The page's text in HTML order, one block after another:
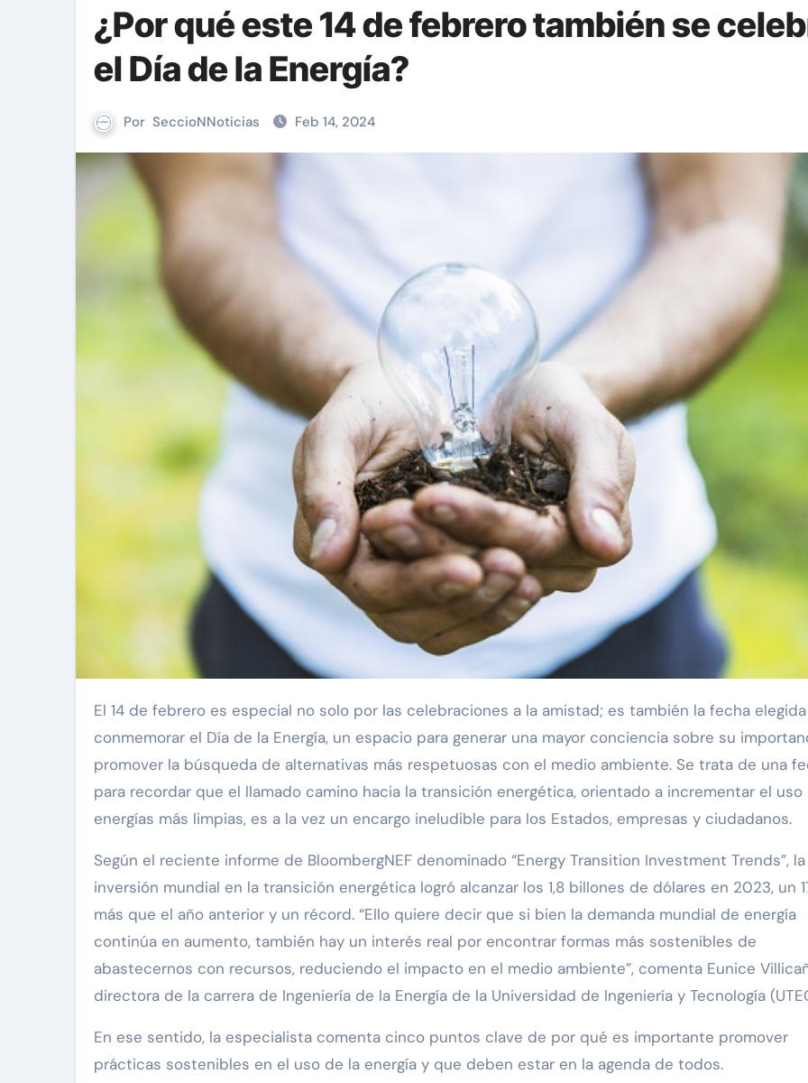
¿Por qué este 14 de febrero también se
el Día de la Energía?
Por SeccioNNoticias Feb 14, 2024
El 14 de febrero es especial no solo por las celebraciones a la amistad; es también la fecha elegida para
conmemorar el Día de la Energía, un espacio para generar una mayor conciencia sobre su
promover la búsqueda de alternativas más respetuosas con el medio ambiente. Se trata de una
para recordar que el llamado camino hacia la transición energética, orientado a incrementar el uso
energías más limpias, es a la vez un encargo ineludible para los Estados, empresas y ciudadanos.
Según el reciente informe de BloombergNEF denominado “Energy Transition Investment Trends”, la
inversión mundial en la transición energética logró alcanzar los 1,8 billones de dólares en 2023, un
más que el año anterior y un récord. “Ello quiere decir que si bien la demanda mundial de energía
continúa en aumento, también hay un interés real por encontrar formas más sostenibles de
abastecernos con recursos, reduciendo el impacto en el medio ambiente”, comenta Eunice
directora de la carrera de Ingeniería de la Energía de la Universidad de Ingeniería y Tecnología
En ese sentido, la especialista comenta cinco puntos clave de por qué es importante promover
prácticas sostenibles en el uso de la energía y que deben estar en la agenda de todos.